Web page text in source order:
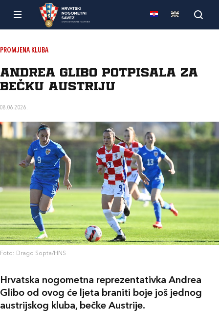
PROMJENA KLUBA
Andrea Glibo potpisala za
bečku Austriju
08.06.2026.
Foto: Drago Sopta/HNS
Hrvatska nogometna reprezentativka Andrea
Glibo od ovog će ljeta braniti boje još jednog
austrijskog kluba, bečke Austrije.